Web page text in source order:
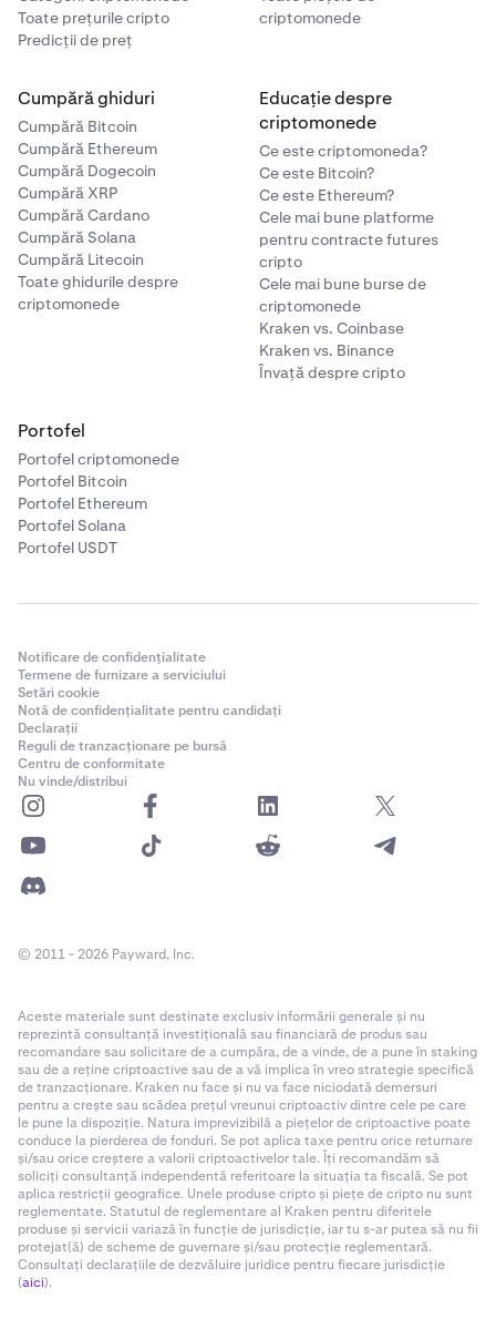
5
Pe platforma e-Transfer, selectează banca ta din lista
instituțiilor disponibile. Conectează-te la contul tău
bancar și urmează instrucțiunile pentru a autoriza și
procesa depunerea.
6
Odată ce transferul este finalizat, fondurile tale vor fi
procesate și creditate în contul tău Kraken.
Toate prețurile cripto
Predicții de preț
criptomonede
Cumpără ghiduri
Cumpără Bitcoin
Cumpără Ethereum
Cumpără Dogecoin
Cumpără XRP
Cumpără Cardano
Cumpără Solana
Cumpără Litecoin
Toate ghidurile despre
criptomonede
Educație despre
criptomonede
Ce este criptomoneda?
Ce este Bitcoin?
Ce este Ethereum?
Cele mai bune platforme
pentru contracte futures
cripto
Cele mai bune burse de
criptomonede
Kraken vs. Coinbase
Kraken vs. Binance
Învață despre cripto
Portofel
Portofel criptomonede
Portofel Bitcoin
Portofel Ethereum
Portofel Solana
Portofel USDT
Notificare de confidențialitate
Termene de furnizare a serviciului
Setări cookie
Notă de confidențialitate pentru candidați
Declarații
Reguli de tranzacționare pe bursă
Centru de conformitate
Nu vinde/distribui
© 2011 - 2026 Payward, Inc.
Aceste materiale sunt destinate exclusiv informării generale și nu
reprezintă consultanță investițională sau financiară de produs sau
recomandare sau solicitare de a cumpăra, de a vinde, de a pune în staking
sau de a reține criptoactive sau de a vă implica în vreo strategie specifică
de tranzacționare. Kraken nu face și nu va face niciodată demersuri
pentru a crește sau scădea prețul vreunui criptoactiv dintre cele pe care
le pune la dispoziție. Natura imprevizibilă a piețelor de criptoactive poate
conduce la pierderea de fonduri. Se pot aplica taxe pentru orice returnare
și/sau orice creștere a valorii criptoactivelor tale. Îți recomandăm să
soliciți consultanță independentă referitoare la situația ta fiscală. Se pot
aplica restricții geografice. Unele produse cripto și piețe de cripto nu sunt
reglementate. Statutul de reglementare al Kraken pentru diferitele
produse și servicii variază în funcție de jurisdicție, iar tu s-ar putea să nu fii
protejat(ă) de scheme de guvernare și/sau protecție reglementară.
Consultați declarațiile de dezvăluire juridice pentru fiecare jurisdicție
(aici).